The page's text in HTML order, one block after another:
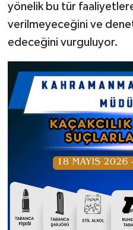
yönelik bu tür
verilmeyeceğini ve
edeceğini vurguluyor.